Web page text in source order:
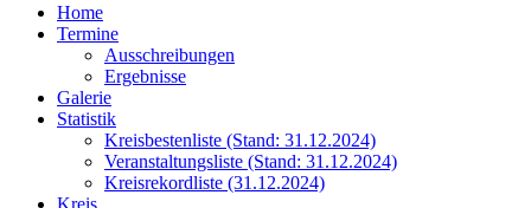
Home
Termine
Ausschreibungen
Ergebnisse
Galerie
Statistik
Kreisbestenliste (Stand: 31.12.2024)
Veranstaltungsliste (Stand: 31.12.2024)
Kreisrekordliste (31.12.2024)
Kreis